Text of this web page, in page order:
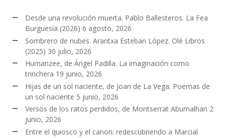
Desde una revolución muerta. Pablo Ballesteros. La Fea
Burguesía (2026) 6 agosto, 2026
Sombrero de nubes. Arantxa Esteban López. Olé Libros
(2025) 30 julio, 2026
Humanzee, de Ángel Padilla. La imaginación como
trinchera 19 junio, 2026
Hijas de un sol naciente, de Joan de La Vega. Poemas de
un sol naciente 5 junio, 2026
Versos de los ratos perdidos, de Montserrat Abumalhan 2
junio, 2026
Entre el quiosco y el canon: redescubriendo a Marcial